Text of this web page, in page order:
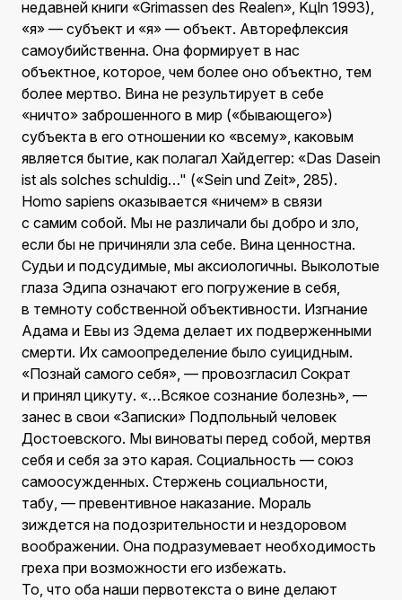
недавней книги «Grimassen des Realen», Kцln 1993),
«я» — субъект и «я» — объект. Авторефлексия
самоубийственна. Она формирует в нас
объектное, которое, чем более оно объектно, тем
более мертво. Вина не результирует в себе
«ничто» заброшенного в мир («бывающего»)
субъекта в его отношении ко «всему», каковым
является бытие, как полагал Хайдеггер: «Das Dasein
ist als solches schuldig…" («Sein und Zeit», 285).
Homo sapiens оказывается «ничем» в связи
с самим собой. Мы не различали бы добро и зло,
если бы не причиняли зла себе. Вина ценностна.
Судьи и подсудимые, мы аксиологичны. Выколотые
глаза Эдипа означают его погружение в себя,
в темноту собственной объективности. Изгнание
Адама и Евы из Эдема делает их подверженными
смерти. Их самоопределение было суицидным.
«Познай самого себя», — провозгласил Сократ
и принял цикуту. «…Всякое сознание болезнь», —
занес в свои «Записки» Подпольный человек
Достоевского. Мы виноваты перед собой, мертвя
себя и себя за это карая. Социальность — союз
самоосужденных. Стержень социальности,
табу, — превентивное наказание. Мораль
зиждется на подозрительности и нездоровом
воображении. Она подразумевает необходимость
греха при возможности его избежать.
То, что оба наши первотекста о вине делают